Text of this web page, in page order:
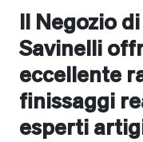
Il Negozio
Savinelli
eccellente
finissaggi
esperti